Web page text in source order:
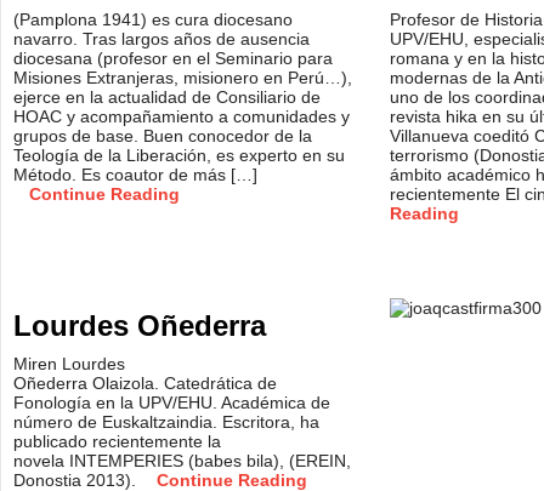
(Pamplona 1941) es cura diocesano
navarro. Tras largos años de ausencia
diocesana (profesor en el Seminario para
Misiones Extranjeras, misionero en Perú…),
ejerce en la actualidad de Consiliario de
HOAC y acompañamiento a comunidades y
grupos de base. Buen conocedor de la
Teología de la Liberación, es experto en su
Método. Es coautor de más […]
Continue Reading
Profesor de
UPV/EHU,
romana y en la
modernas de la
uno de los
revista hika en su
Villanueva coeditó
terrorismo
ámbito académico
recientemente El
Reading
Lourdes Oñederra
Miren Lourdes
Oñederra Olaizola. Catedrática de
Fonología en la UPV/EHU. Académica de
número de Euskaltzaindia. Escritora, ha
publicado recientemente la
novela INTEMPERIES (babes bila), (EREIN,
Donostia 2013).
Continue Reading